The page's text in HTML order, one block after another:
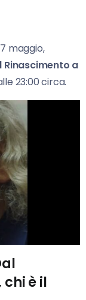
maggio,
Rinascimento a
23:00 circa.
chi è il